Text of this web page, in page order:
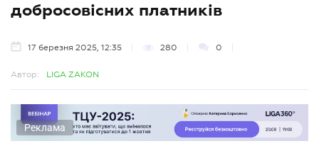
добросовісних платників
17 березня 2025, 12:35 280 0
Автор: LIGA ZAKON
Реклама